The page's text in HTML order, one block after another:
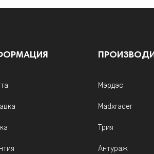
Мэрдэс
Madxracer
Трия
Антураж